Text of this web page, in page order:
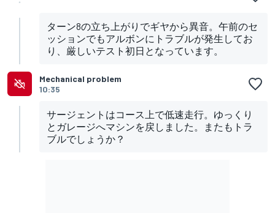
ターン8の立ち上がりでギヤから異音。午前のセ
ッションでもアルボンにトラブルが発生してお
り、厳しいテスト初日となっています。
Mechanical problem
10:35
サージェントはコース上で低速走行。ゆっくり
とガレージへマシンを戻しました。またもトラ
ブルでしょうか？